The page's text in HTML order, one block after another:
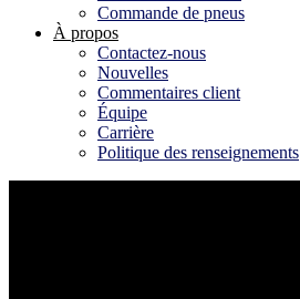
Commande de pneus
À propos
Contactez-nous
Nouvelles
Commentaires client
Équipe
Carrière
Politique des renseignements